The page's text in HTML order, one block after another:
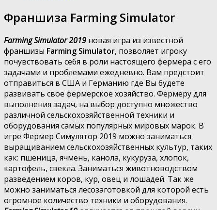
Франшиза Farming Simulator
Farming Simulator 2019 новая игра из известной
франшизы Farming Simulator, позволяет игроку
почувствовать себя в роли настоящего фермера с его
задачами и проблемами ежедневно. Вам предстоит
отправиться в США и Германию где Вы будете
развивать свое фермерское хозяйство. Фермеру для
выполнения задач, на выбор доступно множество
различной сельскохозяйственной техники и
оборудования самых популярных мировых марок. В
игре Фермер Симулятор 2019 можно заниматься
выращиванием сельскохозяйственных культур, таких
как: пшеница, ячмень, канола, кукуруза, хлопок,
картофель, свекла. Заниматься животноводством
разведением коров, кур, овец и лошадей. Так же
можно заниматься лесозаготовкой для которой есть
огромное количество техники и оборудования.